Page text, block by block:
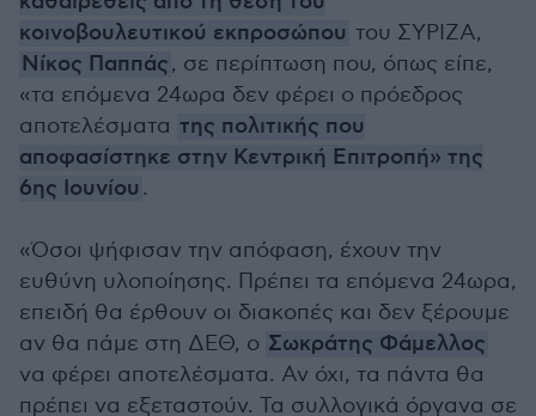
κοινοβουλευτικού εκπροσώπου του ΣΥΡΙΖΑ,
Νίκος Παππάς, σε περίπτωση που, όπως είπε,
«τα επόμενα 24ωρα δεν φέρει ο πρόεδρος
αποτελέσματα της πολιτικής που
αποφασίστηκε στην Κεντρική Επιτροπή» της
6ης Ιουνίου .
«Όσοι ψήφισαν την απόφαση, έχουν την
ευθύνη υλοποίησης. Πρέπει τα επόμενα 24ωρα,
επειδή θα έρθουν οι διακοπές και δεν ξέρουμε
αν θα πάμε στη ΔΕΘ, ο Σωκράτης Φάμελλος
να φέρει αποτελέσματα. Αν όχι, τα πάντα θα
πρέπει να εξεταστούν. Τα συλλογικά όργανα σε